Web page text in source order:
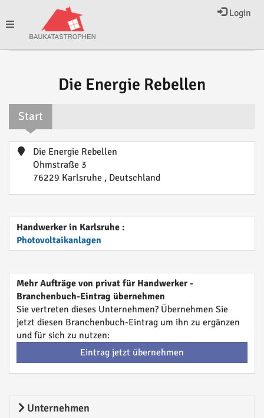
Login
Toggle
Die Energie Rebellen
Start
Die Energie Rebellen
Ohmstraße 3
76229 Karlsruhe , Deutschland
Handwerker in Karlsruhe :
Photovoltaikanlagen
Mehr Aufträge von privat für Handwerker -
Branchenbuch-Eintrag übernehmen
Sie vertreten dieses Unternehmen? Übernehmen Sie
jetzt diesen Branchenbuch-Eintrag um ihn zu ergänzen
und für sich zu nutzen:
Eintrag jetzt übernehmen
Unternehmen